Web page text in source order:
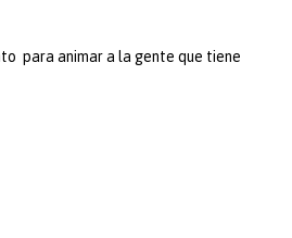
para animar a la gente que tiene